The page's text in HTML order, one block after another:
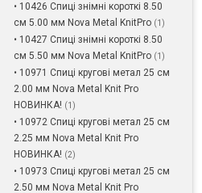
• 10426 Спиці знімні короткі 8.50
см 5.00 мм Nova Metal KnitPro (1)
• 10427 Спиці знімні короткі 8.50
см 5.50 мм Nova Metal KnitPro (1)
• 10971 Спиці кругові метал 25 см
2.00 мм Nova Metal Knit Pro
НОВИНКА! (1)
• 10972 Спиці кругові метал 25 см
2.25 мм Nova Metal Knit Pro
НОВИНКА! (2)
• 10973 Спиці кругові метал 25 см
2.50 мм Nova Metal Knit Pro